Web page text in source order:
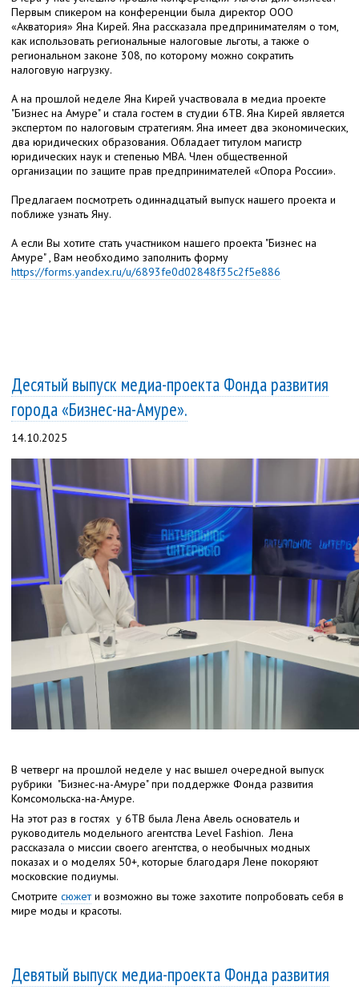
Первым спикером на конференции была директор ООО
«Акватория» Яна Кирей. Яна рассказала предпринимателям о том,
как использовать региональные налоговые льготы, а также о
региональном законе 308, по которому можно сократить
налоговую нагрузку.
А на прошлой неделе Яна Кирей участвовала в медиа проекте
"Бизнес на Амуре" и стала гостем в студии 6ТВ. Яна Кирей является
экспертом по налоговым стратегиям. Яна имеет два экономических,
два юридических образования. Обладает титулом магистр
юридических наук и степенью МВА. Член общественной
организации по защите прав предпринимателей «Опора России».
Предлагаем посмотреть одиннадцатый выпуск нашего проекта и
поближе узнать Яну.
А если Вы хотите стать участником нашего проекта "Бизнес на
Амуре" , Вам необходимо заполнить форму
https://forms.yandex.ru/u/6893fe0d02848f35c2f5e886
Десятый выпуск медиа-проекта Фонда развития
города «Бизнес-на-Амуре».
14.10.2025
В четверг на прошлой неделе у нас вышел очередной выпуск
рубрики "Бизнес-на-Амуре" при поддержке Фонда развития
Комсомольска-на-Амуре.
На этот раз в гостях у 6ТВ была Лена Авель основатель и
руководитель модельного агентства Level Fashion. Лена
рассказала о миссии своего агентства, о необычных модных
показах и о моделях 50+, которые благодаря Лене покоряют
московские подиумы.
Смотрите сюжети возможно вы тоже захотите попробовать себя в
мире моды и красоты.
Девятый выпуск медиа-проекта Фонда развития